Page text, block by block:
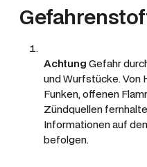
Achtung Gefahr
und Wurfstücke. Von
Funken, offenen
Zündquellen
Informationen auf
befolgen.